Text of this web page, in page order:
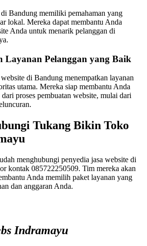
Bandung memiliki pemahaman yang
lokal. Mereka dapat membantu Anda
Anda untuk menarik pelanggan di
Layanan Pelanggan yang Baik
di Bandung menempatkan layanan
utama. Mereka siap membantu Anda
proses pembuatan website, mulai dari
Tukang Bikin Toko
menghubungi penyedia jasa website di
kontak 085722250509. Tim mereka akan
Anda memilih paket layanan yang
dan anggaran Anda.
Indramayu